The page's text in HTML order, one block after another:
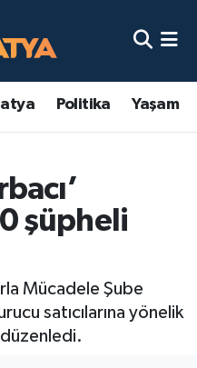
Politika Yaşam
şüpheli
Mücadele Şube
satıcılarına yönelik
Haritası
ve Fikstür